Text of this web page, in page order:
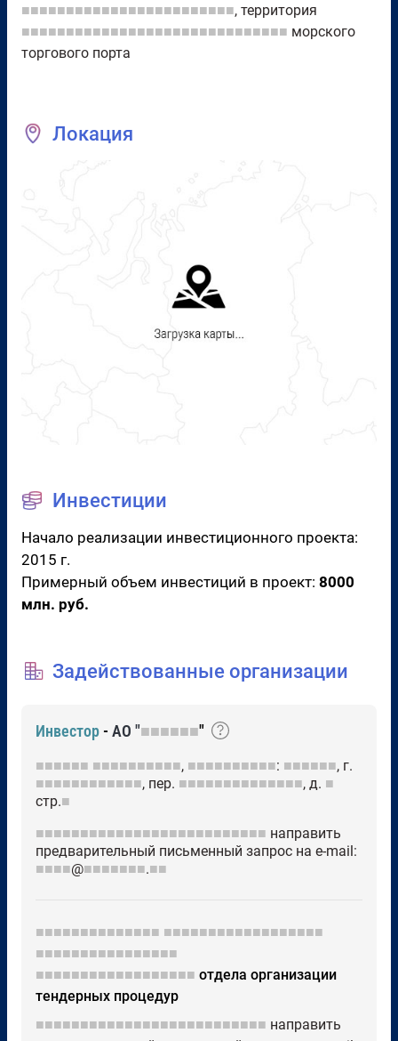
■■■■■■■■■■■■■■■■■■■■■■■■, территория
■■■■■■■■■■■■■■■■■■■■■■■■■■■■■■ морского
торгового порта
Локация
Инвестиции
Начало реализации инвестиционного проекта:
2015 г.
Примерный объем инвестиций в проект: 8000
млн. руб.
Задействованные организации
Инвестор - АО "■■■■■■"
■■■■■■ ■■■■■■■■■■, ■■■■■■■■■■: ■■■■■■, г.
■■■■■■■■■■■■, пер. ■■■■■■■■■■■■■■, д. ■
стр.■
■■■■■■■■■■■■■■■■■■■■■■■■■■ направить
предварительный письменный запрос на e-mail:
■■■■@■■■■■■■.■■
■■■■■■■■■■■■■■ ■■■■■■■■■■■■■■■■■■
■■■■■■■■■■■■■■■■
■■■■■■■■■■■■■■■■■■ отдела организации
тендерных процедур
■■■■■■■■■■■■■■■■■■■■■■■■■■ направить